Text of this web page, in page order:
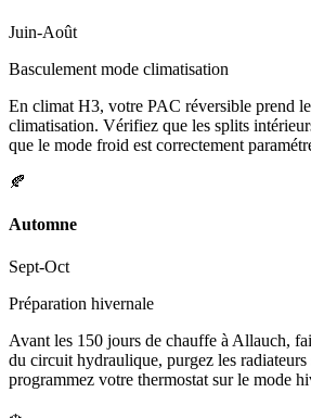
Juin-Août
Basculement mode climatisation
En climat H3, votre PAC réversible prend
climatisation. Vérifiez que les splits
que le mode froid est correctement
🍂
Automne
Sept-Oct
Préparation hivernale
Avant les 150 jours de chauffe à Allauch,
du circuit hydraulique, purgez les radiateurs
programmez votre thermostat sur le mode